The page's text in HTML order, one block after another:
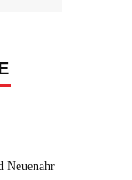
Neuenahr